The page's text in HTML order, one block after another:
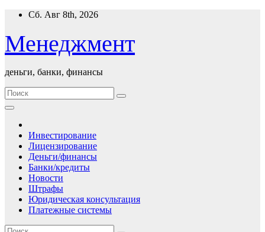
Перейти
содержимому
Сб. Авг 8th, 2026
Менеджмент
деньги, банки, финансы
Инвестирование
Лицензирование
Деньги/финансы
Банки/кредиты
Новости
Штрафы
Юридическая консультация
Платежные системы